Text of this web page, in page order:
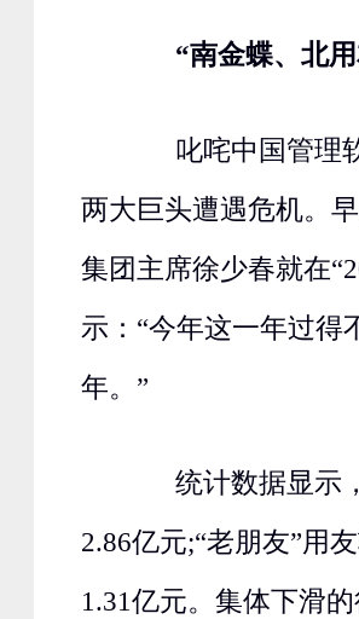
“南金蝶、北用
叱咤中国管理软
两大巨头遭遇危机。
集团主席徐少春就在
示：“今年这一年过得
年。”
统计数据显示，
2.86亿元;“老朋友”用
1.31亿元。集体下滑